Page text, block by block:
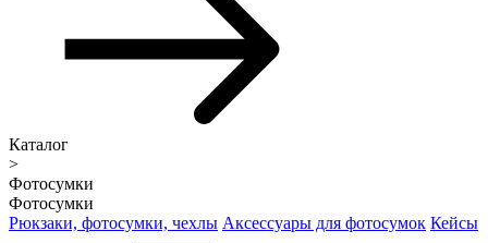
Каталог
>
Фотосумки
Фотосумки
Рюкзаки, фотосумки, чехлы Аксессуары для фотосумок Кейсы